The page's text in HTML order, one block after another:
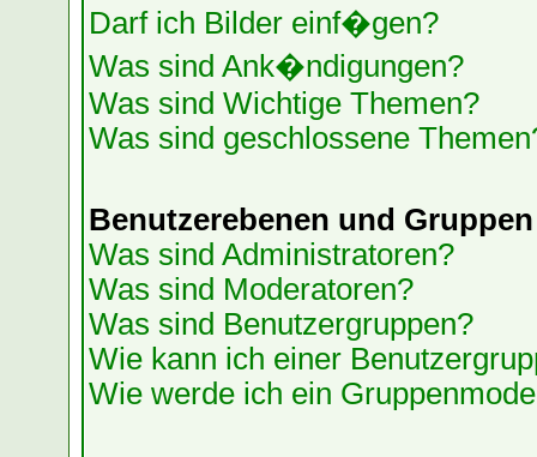
Darf ich Bilder einf�gen?
Was sind Ank�ndigungen?
Was sind Wichtige Themen?
Was sind geschlossene
Benutzerebenen und Gruppen
Was sind Administratoren?
Was sind Moderatoren?
Was sind Benutzergruppen?
Wie kann ich einer
Wie werde ich ein